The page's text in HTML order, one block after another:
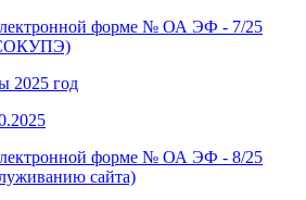
форме № ОА ЭФ - 7/25
2025 год
форме № ОА ЭФ - 8/25
сайта)